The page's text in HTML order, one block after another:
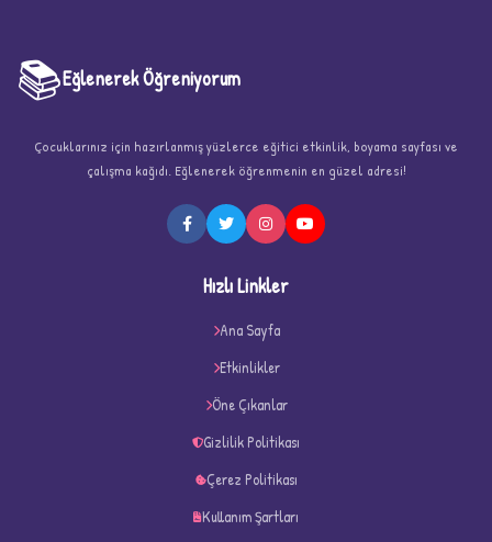
📚Eğlenerek Öğreniyorum
Çocuklarınız için hazırlanmış yüzlerce eğitici etkinlik, boyama sayfası ve
çalışma kağıdı. Eğlenerek öğrenmenin en güzel adresi!
Hızlı Linkler
Ana Sayfa
Etkinlikler
Öne Çıkanlar
Gizlilik Politikası
Çerez Politikası
Kullanım Şartları